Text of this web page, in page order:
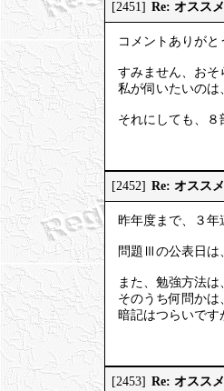
[2451] Re: オスス
コメントありがと
すみません、おそ
私が伺いたいの
それにしても、８
[2452] Re: オスス
昨年度まで、３年
問題Ⅲの公表日は
また、勉強方法
そのうち何問か
暗記はつらいです
[2453] Re: オスス